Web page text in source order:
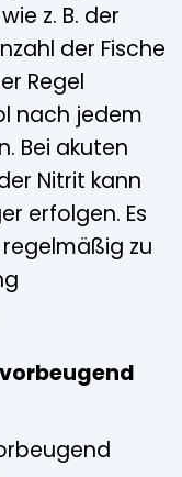
z. B. der
der Fische
Regel
nach jedem
Bei akuten
Nitrit kann
erfolgen. Es
zu